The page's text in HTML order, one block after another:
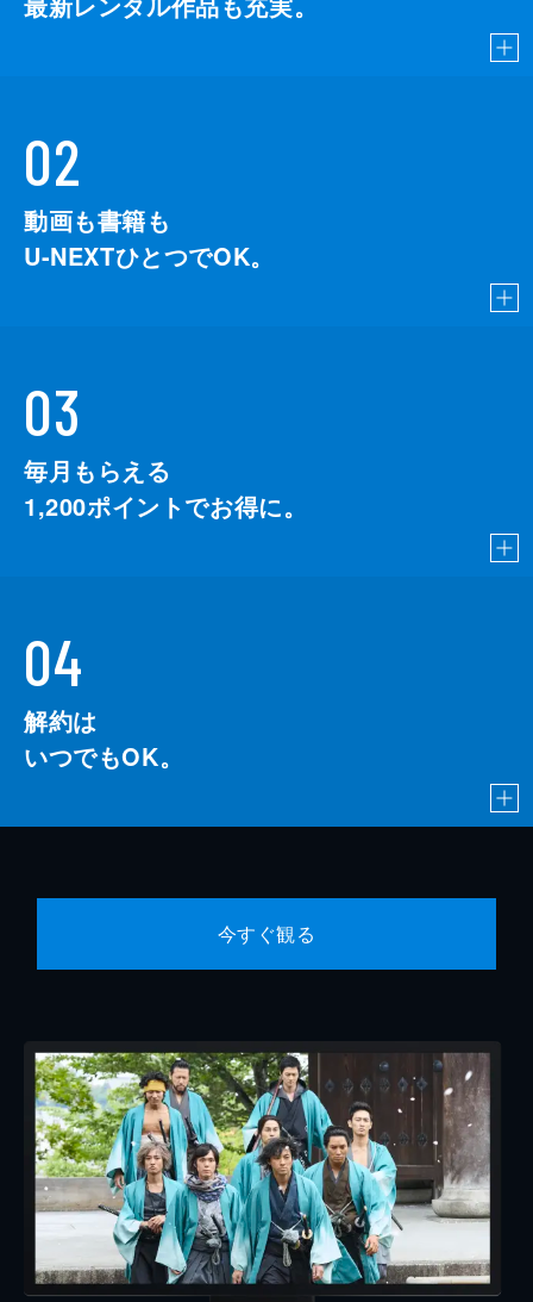
02
動画も書籍も
U-NEXTひとつでOK。
03
毎月もらえる
1,200ポイントでお得に。
04
解約は
いつでもOK。
今すぐ観る